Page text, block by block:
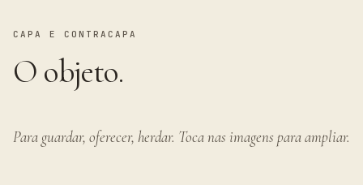
CAPA E CONTRACAPA
O objeto.
Para guardar, oferecer, herdar. Toca nas imagens para ampliar.